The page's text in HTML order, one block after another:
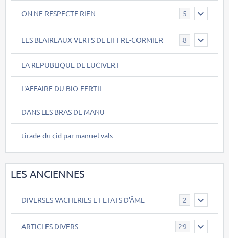
ON NE RESPECTE RIEN 5
LES BLAIREAUX VERTS DE LIFFRE-CORMIER 8
LA REPUBLIQUE DE LUCIVERT
L'AFFAIRE DU BIO-FERTIL
DANS LES BRAS DE MANU
tirade du cid par manuel vals
LES ANCIENNES
DIVERSES VACHERIES ET ETATS D'ÂME 2
ARTICLES DIVERS 29